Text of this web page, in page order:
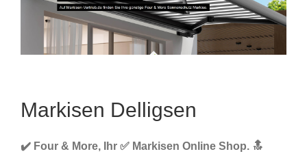
Markisen Delligsen
✔️ Four & More, Ihr ✅ Markisen Online Shop. 🔝